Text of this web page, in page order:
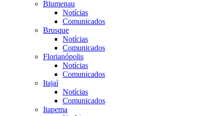
Blumenau
Notícias
Comunicados
Brusque
Notícias
Comunicados
Florianópolis
Notícias
Comunicados
Itajaí
Notícias
Comunicados
Itapema